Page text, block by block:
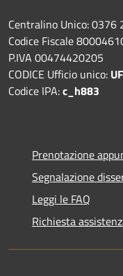
Centralino Unico: 0376
Codice Fiscale
P.IVA 00474420205
CODICE Ufficio unico:
Codice IPA:c_h883
Prenotazione
Segnalazione
Leggi le FAQ
Richiesta